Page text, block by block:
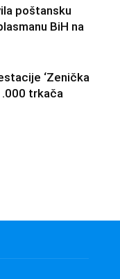
poštansku
BiH na
‘Zenička
trkača